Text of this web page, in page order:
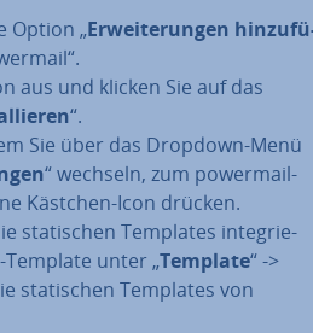
Option „Er­wei­te­run­gen
aus und klicken Sie auf das
“.
Sie über das Dropdown-Menü
“ wechseln, zum powermail-
Kästchen-Icon drücken.
sta­ti­schen Templates in­te­grie­
Template unter „Template“ ->
sta­ti­schen Templates von